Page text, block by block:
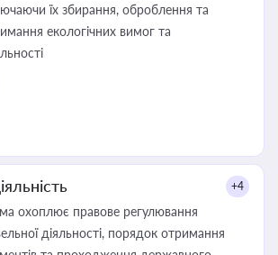
їх збирання, оброблення та
екологічних вимог та
+4
охоплює правове регулювання
діяльності, порядок отримання